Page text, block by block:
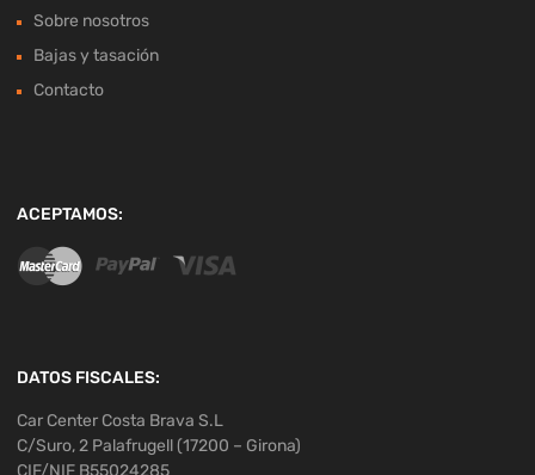
Sobre nosotros
Bajas y tasación
Contacto
ACEPTAMOS:
DATOS FISCALES:
Car Center Costa Brava S.L
C/Suro, 2 Palafrugell (17200 – Girona)